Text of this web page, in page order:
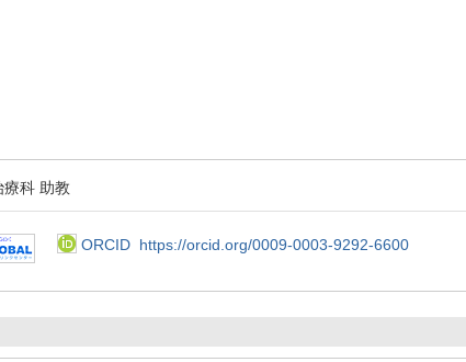
科 助教
ORCID https://orcid.org/0009-0003-9292-6600